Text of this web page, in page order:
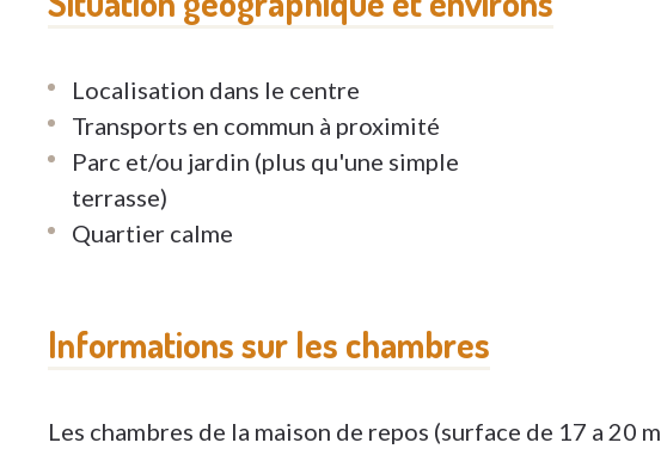
Localisation dans le centre
Transports en commun à proximité
Parc et/ou jardin (plus qu'une simple
terrasse)
Quartier calme
Informations sur les chambres
Les chambres de la maison de repos (surface de 17 a 20 m